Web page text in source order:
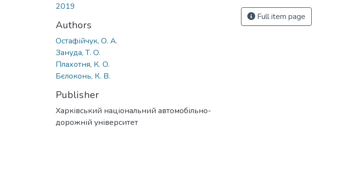
2019
Authors
Остафійчук, О. А.
Зануда, Т. О.
Плахотня, К. О.
Бєлоконь, К. В.
Publisher
Харківський національний автомобільно-
дорожній університет
Full item page